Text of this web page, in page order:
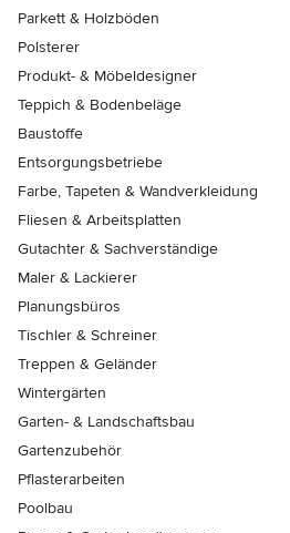
Parkett & Holzböden
Polsterer
Produkt- & Möbeldesigner
Teppich & Bodenbeläge
Baustoffe
Entsorgungsbetriebe
Farbe, Tapeten & Wandverkleidung
Fliesen & Arbeitsplatten
Gutachter & Sachverständige
Maler & Lackierer
Planungsbüros
Tischler & Schreiner
Treppen & Geländer
Wintergärten
Garten- & Landschaftsbau
Gartenzubehör
Pflasterarbeiten
Poolbau